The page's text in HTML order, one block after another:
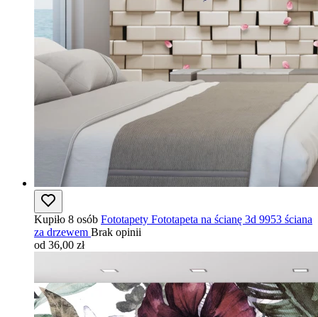
Kupiło 8 osób Fototapety Fototapeta na ścianę 3d 9953 ściana
za drzewem Brak opinii
od 36,00 zł